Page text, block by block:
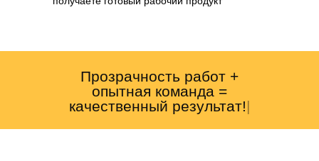
Прозрачность работ +
опытная команда =
качественный результат!|